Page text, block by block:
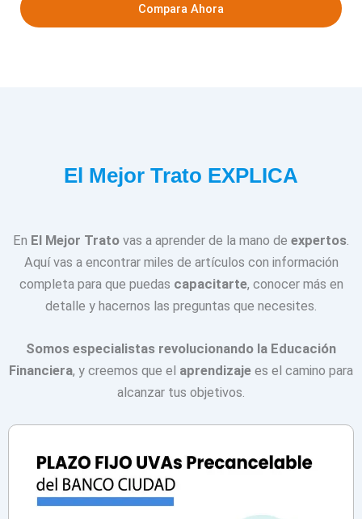
Compara Ahora
El Mejor Trato EXPLICA
En El Mejor Trato vas a aprender de la mano de expertos
Aquí vas a encontrar miles de artículos con información
completa para que puedas capacitarte, conocer más en
detalle y hacernos las preguntas que necesites.
Somos especialistas revolucionando la Educación
Financiera, y creemos que el aprendizaje es el camino para
alcanzar tus objetivos.